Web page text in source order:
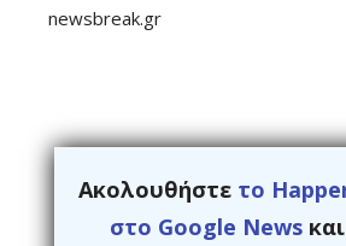
newsbreak.gr
Ακολουθήστε το
στο Google News